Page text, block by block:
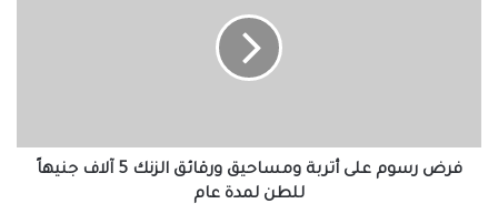
آلاف
جنيهاً
فرض رسوم على أتربة ومساحيق ورقائق الزنك 5 آلاف جنيهاً
للطن لمدة عام